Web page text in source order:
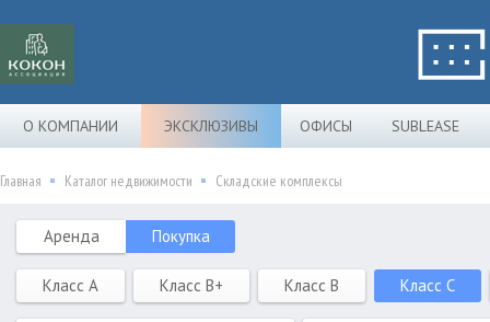
О КОМПАНИИ ЭКСКЛЮЗИВЫ ОФИСЫ SUBLEASE
Главная Каталог недвижимости Складские комплексы
Аренда Покупка
Класс A Класс B+ Класс B Класс C